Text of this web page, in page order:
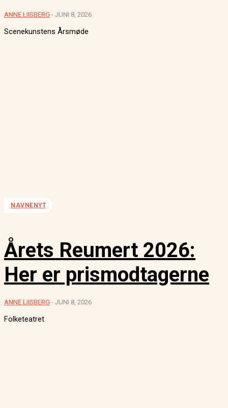
ANNE LIISBERG - JUNI 8, 2026
Scenekunstens Årsmøde
NAVNENYT
Årets Reumert 2026:
Her er prismodtagerne
ANNE LIISBERG - JUNI 8, 2026
Folketeatret